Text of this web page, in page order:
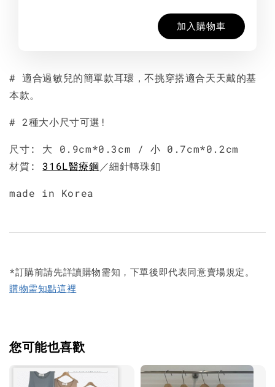
加入購物車
# 適合過敏兒的簡單款耳環，不挑穿搭適合天天戴的基
本款。
# 2種大小尺寸可選!
尺寸: 大 0.9cm*0.3cm / 小 0.7cm*0.2cm
材質:316L醫療鋼 ／細針轉珠釦
made in Korea
*訂購前請先詳讀購物需知，下單後即代表同意賣場規定。
購物需知點這裡
您可能也喜歡